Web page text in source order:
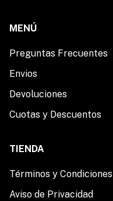
MENÚ
Preguntas Frecuentes
Envios
Devoluciones
Cuotas y Descuentos
TIENDA
Términos y Condiciones
Aviso de Privacidad